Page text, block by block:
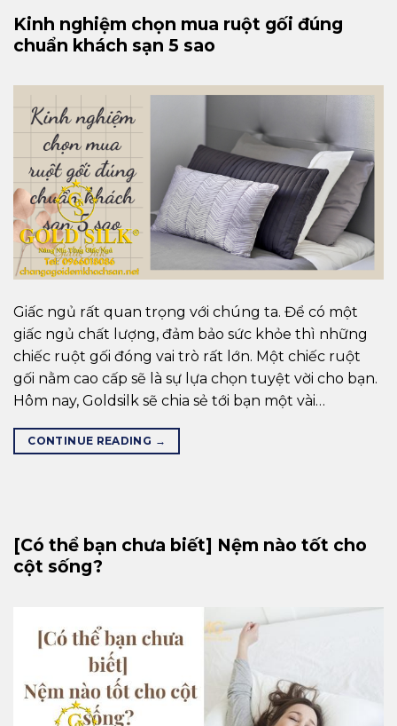
Kinh nghiệm chọn mua ruột gối đúng
chuẩn khách sạn 5 sao
Giấc ngủ rất quan trọng với chúng ta. Để có một
giấc ngủ chất lượng, đảm bảo sức khỏe thì những
chiếc ruột gối đóng vai trò rất lớn. Một chiếc ruột
gối nằm cao cấp sẽ là sự lựa chọn tuyệt vời cho bạn.
Hôm nay, Goldsilk sẽ chia sẻ tới bạn một vài…
CONTINUE READING →
[Có thể bạn chưa biết] Nệm nào tốt cho
cột sống?